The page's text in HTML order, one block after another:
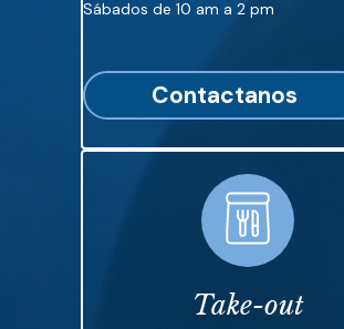
Sábados de 10 am a 2 pm
Contactanos
Take-out